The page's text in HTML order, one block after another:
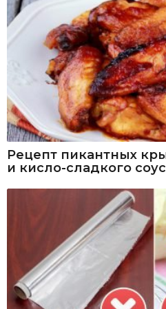
Рецепт пикантных
и кисло-сладкого